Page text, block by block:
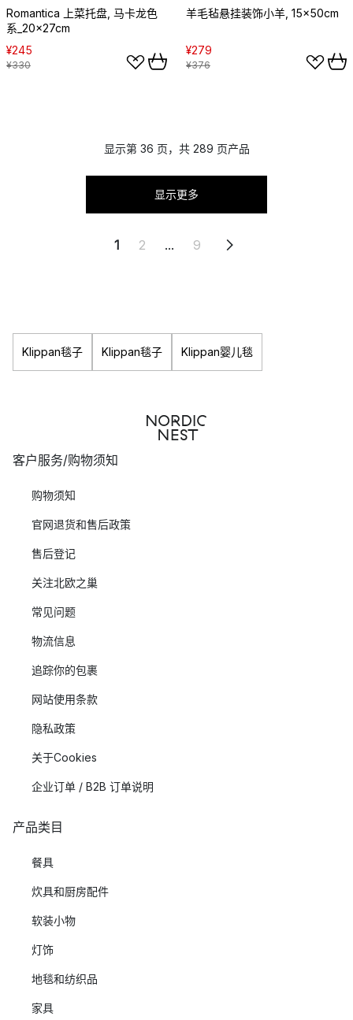
Romantica 上菜托盘, 马卡龙色
系_20x27cm
¥245
¥330
羊毛毡悬挂装饰小羊, 15x50cm
¥279
¥376
显示第 36 页，共 289 页产品
显示更多
1 2 ... 9
Klippan毯子 Klippan毯子 Klippan婴儿毯
客户服务/购物须知
购物须知
官网退货和售后政策
售后登记
关注北欧之巢
常见问题
物流信息
追踪你的包裹
网站使用条款
隐私政策
关于Cookies
企业订单 / B2B 订单说明
产品类目
餐具
炊具和厨房配件
软装小物
灯饰
地毯和纺织品
家具